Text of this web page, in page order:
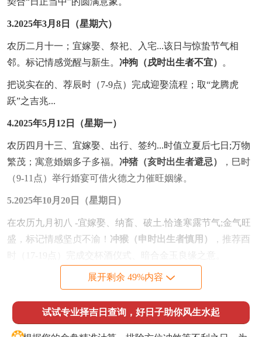
3.2025年3月8日（星期六）
农历二月十一；宜嫁娶、祭祀、入宅...该日与惊蛰节气相
邻。标记情感觉醒与新生。 冲狗（戌时出生者不宜） 。
把说实在的、荐辰时（7-9点）完成迎娶流程；取“龙腾虎
跃”之吉兆...
4.2025年5月12日（星期一）
农历四月十三、宜嫁娶、出行、签约...时值立夏后七日;万物
繁茂；寓意婚姻多子多福。 冲猪（亥时出生者避忌）
，巳时
（9-11点）举行婚宴可借火德之力催旺姻缘。
5.2025年10月20日（星期日）
在农历九月初八 -宜嫁娶、纳畜、破土.恰逢寒露节气;金气旺
盛，标记情感坚贞不渝！ 冲猴（申时出生者慎用）
，推荐酉
时（17-19点）完成交杯酒仪式、暗合金玉良缘之意。
婚嫁专项原则与仪式要点
物品准备需备龙凤烛置于东南太岁位,红绸九尺铺于礼堂主道,
标记“长长久久”。合卺酒宜选用陶制酒器、取土德生金之
意...
展开剩余 49%内容
试试专业择吉日查询，好日子助你风生水起